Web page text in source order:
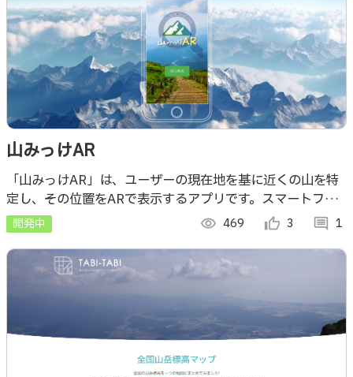
山みっけAR
「山みっけAR」は、ユーザーの現在地を基に近くの山を特
定し、その位置をARで表示するアプリです。スマートフォ
ンを使って周囲を見渡すと、山の名前や方位、距離などの情
報が画面上に表示されます。
開発中 visibility 469 thumb_up_alt 3 comment 1